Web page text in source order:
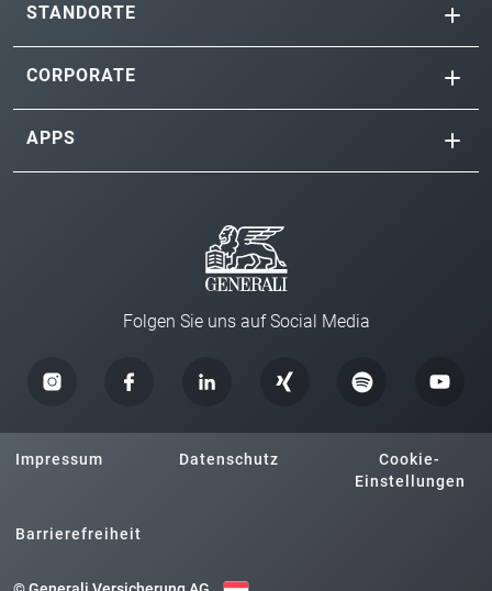
STANDORTE
CORPORATE
APPS
Folgen Sie uns auf Social Media
Impressum Datenschutz
Cookie-
Einstellungen
Barrierefreiheit